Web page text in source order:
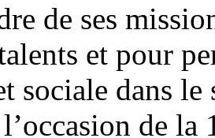
de ses
et pour
sociale dans
de